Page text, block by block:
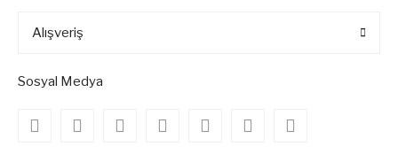
Alışveriş
Sosyal Medya